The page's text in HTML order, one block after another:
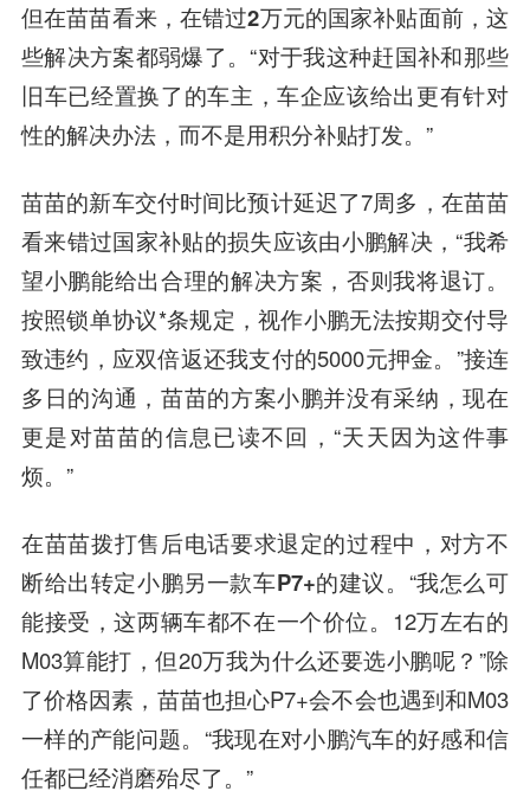
但在苗苗看来，在错过2万元的国家补贴面前，这
些解决方案都弱爆了。“对于我这种赶国补和那些
旧车已经置换了的车主，车企应该给出更有针对
性的解决办法，而不是用积分补贴打发。”
苗苗的新车交付时间比预计延迟了7周多，在苗苗
看来错过国家补贴的损失应该由小鹏解决，“我希
望小鹏能给出合理的解决方案，否则我将退订。
按照锁单协议*条规定，视作小鹏无法按期交付导
致违约，应双倍返还我支付的5000元押金。”接连
多日的沟通，苗苗的方案小鹏并没有采纳，现在
更是对苗苗的信息已读不回，“天天因为这件事
烦。”
在苗苗拨打售后电话要求退定的过程中，对方不
断给出转定小鹏另一款车P7+的建议。 “我怎么可
能接受，这两辆车都不在一个价位。12万左右的
M03算能打，但20万我为什么还要选小鹏呢？”除
了价格因素，苗苗也担心P7+会不会也遇到和M03
一样的产能问题。“我现在对小鹏汽车的好感和信
任都已经消磨殆尽了。”